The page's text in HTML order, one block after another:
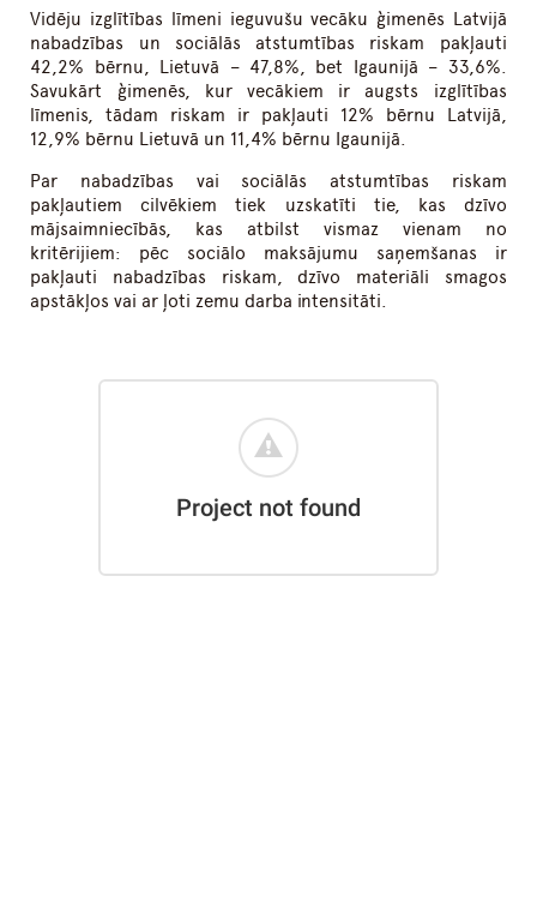
Vidēju izglītības līmeni ieguvušu vecāku ģimenēs Latvijā
nabadzības un sociālās atstumtības riskam pakļauti
42,2% bērnu, Lietuvā – 47,8%, bet Igaunijā – 33,6%.
Savukārt ģimenēs, kur vecākiem ir augsts izglītības
līmenis, tādam riskam ir pakļauti 12% bērnu Latvijā,
12,9% bērnu Lietuvā un 11,4% bērnu Igaunijā.
Par nabadzības vai sociālās atstumtības riskam
pakļautiem cilvēkiem tiek uzskatīti tie, kas dzīvo
mājsaimniecībās, kas atbilst vismaz vienam no
kritērijiem: pēc sociālo maksājumu saņemšanas ir
pakļauti nabadzības riskam, dzīvo materiāli smagos
apstākļos vai ar ļoti zemu darba intensitāti.